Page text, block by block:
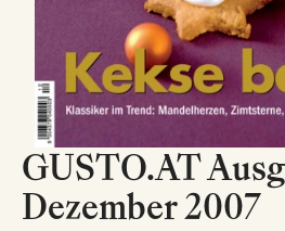
GUSTO.AT
Dezember 2007